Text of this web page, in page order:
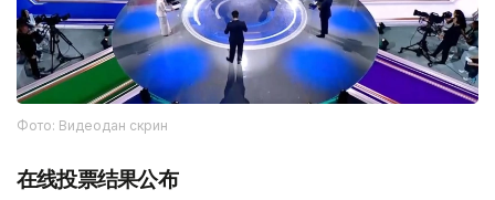
Фото: Видеодан скрин
在线投票结果公布